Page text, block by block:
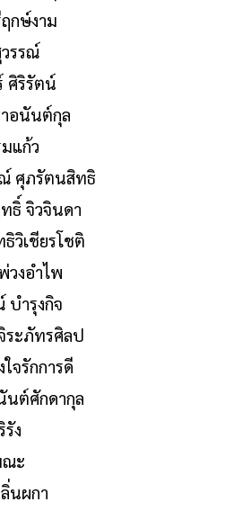
กษ์งาม
รรณ์
ศิริรัตน์
อนันต์กุล
แก้ว
ศุภรัตนสิทธิ
ธิ์ จิวจินดา
วิเชียรโชติ
งอำไพ
ารุงกิจ
ระภัทรศิลป
จรักการดี
นต์ศักดากุล
ง
ณะ
นผกา